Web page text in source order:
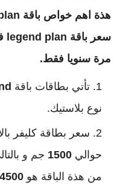
هذة اهم خواص باقة legend plan في klivvr
مرة سنويا فقط.
تأتي بطاقات باقة
نوع بلاستيك.
سعر بطاقة كليفر
حوالي 1500 جم و
من هذة الباقة هو 4500